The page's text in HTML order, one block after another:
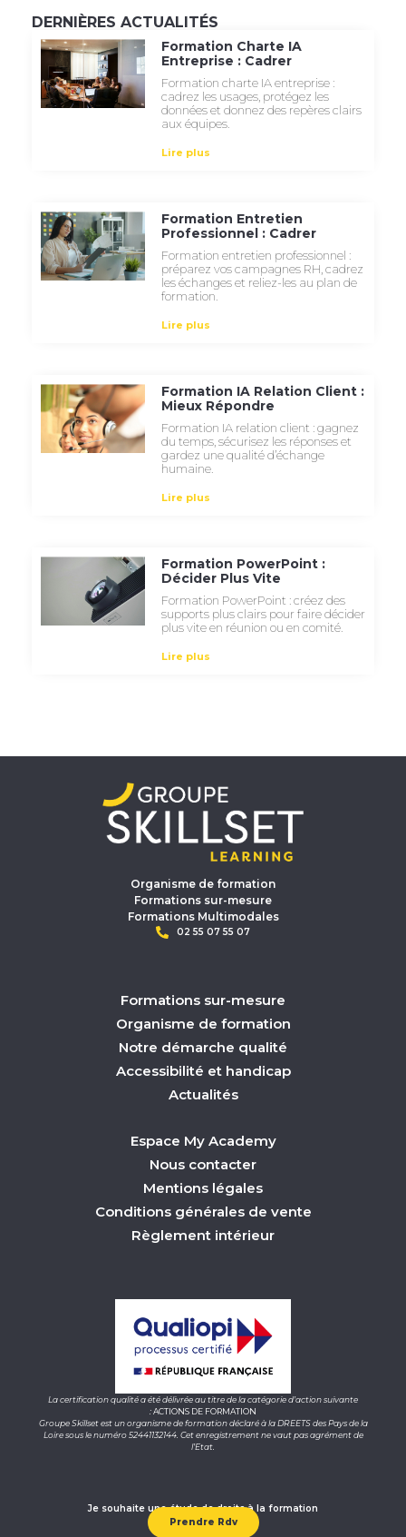
DERNIÈRES ACTUALITÉS
Formation Charte IA
Entreprise : Cadrer
Formation charte IA entreprise :
cadrez les usages, protégez les
données et donnez des repères clairs
aux équipes.
Lire plus
Formation Entretien
Professionnel : Cadrer
Formation entretien professionnel :
préparez vos campagnes RH, cadrez
les échanges et reliez-les au plan de
formation.
Lire plus
Formation IA Relation Client :
Mieux Répondre
Formation IA relation client : gagnez
du temps, sécurisez les réponses et
gardez une qualité d’échange
humaine.
Lire plus
Formation PowerPoint :
Décider Plus Vite
Formation PowerPoint : créez des
supports plus clairs pour faire décider
plus vite en réunion ou en comité.
Lire plus
Organisme de formation
Formations sur-mesure
Formations Multimodales
02 55 07 55 07
Formations sur-mesure
Organisme de formation
Notre démarche qualité
Accessibilité et handicap
Actualités
Espace My Academy
Nous contacter
Mentions légales
Conditions générales de vente
Règlement intérieur
La certification qualité a été délivrée au titre de la catégorie d’action suivante
:ACTIONS DE FORMATION
Groupe Skillset est un organisme de formation déclaré à la DREETS des Pays de la
Loire sous le numéro 52441132144. Cet enregistrement ne vaut pas agrément de
l’Etat.
Je souhaite une étude de droits à la formation
Prendre Rdv